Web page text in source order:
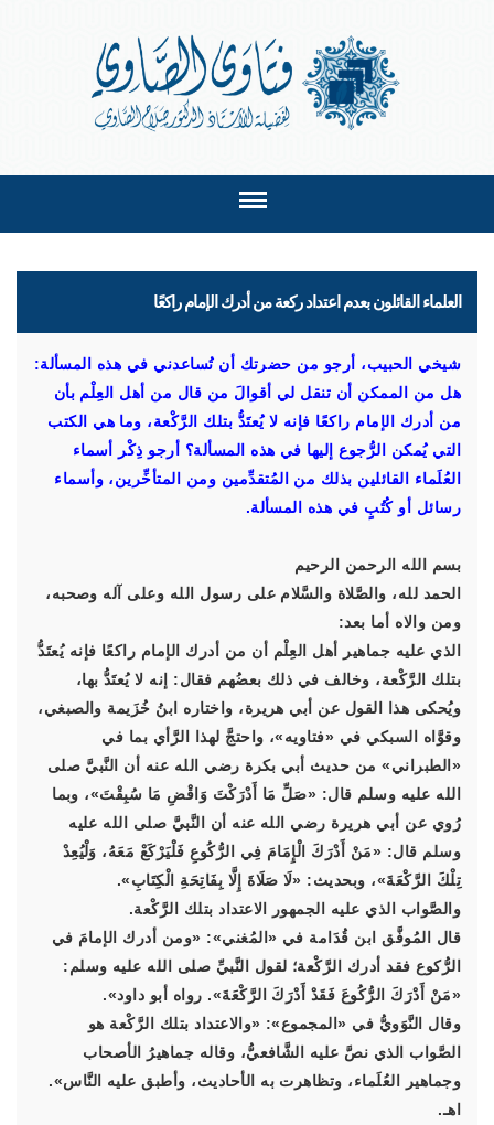
العلماء القائلون بعدم اعتداد ركعة من أدرك الإمام راكعًا
شيخي الحبيب، أرجو من حضرتك أن تُساعدني في هذه المسألة:
هل من الممكن أن تنقل لي أقوالَ من قال من أهل العِلْم بأن
من أدرك الإمام راكعًا فإنه لا يُعتَدُّ بتلك الرَّكْعة، وما هي الكتب
التي يُمكن الرُّجوع إليها في هذه المسألة؟ أرجو ذِكْر أسماء
العُلَماء القائلين بذلك من المُتقدِّمين ومن المتأخِّرين، وأسماء
رسائل أو كُتُبٍ في هذه المسألة.
بسم الله الرحمن الرحيم
الحمد لله، والصَّلاة والسَّلام على رسول الله وعلى آله وصحبه،
ومن والاه أما بعد:
الذي عليه جماهير أهل العِلْم أن من أدرك الإمام راكعًا فإنه يُعتَدُّ
بتلك الرَّكْعة، وخالف في ذلك بعضُهم فقال: إنه لا يُعتَدُّ بها،
ويُحكى هذا القول عن أبي هريرة، واختاره ابنُ خُزَيمة والصبغي،
وقوَّاه السبكي في «فتاويه»، واحتجَّ لهذا الرَّأي بما في
«الطبراني» من حديث أبي بكرة رضي الله عنه أن النَّبيَّ صلى
الله عليه وسلم قال: «صَلِّ مَا أَدْرَكْتَ وَاقْضِ مَا سُبِقْتَ»، وبما
رُوي عن أبي هريرة رضي الله عنه أن النَّبيَّ صلى الله عليه
وسلم قال: «مَنْ أَدْرَكَ الْإِمَامَ فِي الرُّكُوعِ فَلْيَرْكَعْ مَعَهُ، وَلْيُعِدْ
تِلْكَ الرَّكْعَةَ»، وبحديث: «لَا صَلَاةَ إِلَّا بِفَاتِحَةِ الْكِتَابِ».
والصَّواب الذي عليه الجمهور الاعتداد بتلك الرَّكْعة.
قال المُوفَّق ابن قُدَامة في «المُغني»: «ومن أدرك الإمامَ في
الرُّكوع فقد أدرك الرَّكْعة؛ لقول النَّبيِّ صلى الله عليه وسلم:
«مَنْ أَدْرَكَ الرُّكُوعَ فَقَدْ أَدْرَكَ الرَّكْعَةَ». رواه أبو داود».
وقال النَّوَويُّ في «المجموع»: «والاعتداد بتلك الرَّكْعة هو
الصَّواب الذي نصَّ عليه الشَّافعيُّ، وقاله جماهيرُ الأصحاب
وجماهير العُلَماء، وتظاهرت به الأحاديث، وأطبق عليه النَّاس».
اهـ.